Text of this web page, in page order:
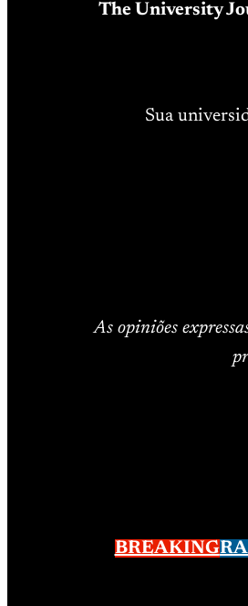
The University
Sua
As opiniões
BREAKING